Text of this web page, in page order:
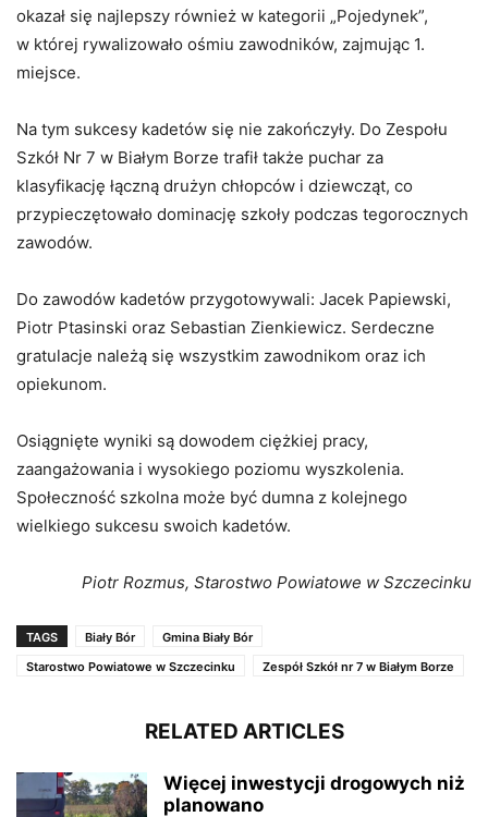
okazał się najlepszy również w kategorii „Pojedynek”,
w której rywalizowało ośmiu zawodników, zajmując 1.
miejsce.
Na tym sukcesy kadetów się nie zakończyły. Do Zespołu
Szkół Nr 7 w Białym Borze trafił także puchar za
klasyfikację łączną drużyn chłopców i dziewcząt, co
przypieczętowało dominację szkoły podczas tegorocznych
zawodów.
Do zawodów kadetów przygotowywali: Jacek Papiewski,
Piotr Ptasinski oraz Sebastian Zienkiewicz. Serdeczne
gratulacje należą się wszystkim zawodnikom oraz ich
opiekunom.
Osiągnięte wyniki są dowodem ciężkiej pracy,
zaangażowania i wysokiego poziomu wyszkolenia.
Społeczność szkolna może być dumna z kolejnego
wielkiego sukcesu swoich kadetów.
Piotr Rozmus, Starostwo Powiatowe w Szczecinku
TAGS Biały Bór
Gmina Biały Bór
Starostwo Powiatowe w Szczecinku
Zespół Szkół nr 7 w Białym Borze
RELATED ARTICLES
Więcej inwestycji drogowych niż
planowano